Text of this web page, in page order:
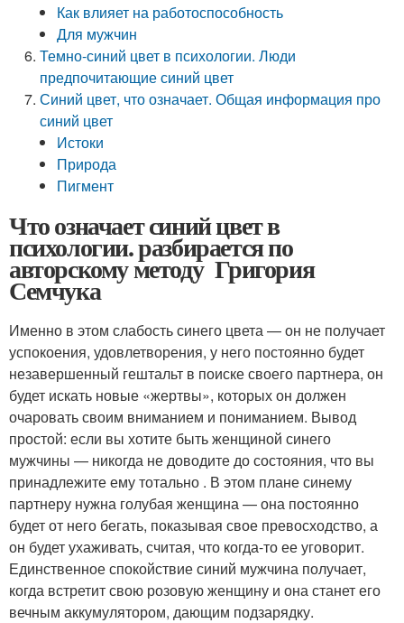
Как влияет на работоспособность
Для мужчин
Темно-синий цвет в психологии. Люди
предпочитающие синий цвет
Синий цвет, что означает. Общая информация про
синий цвет
Истоки
Природа
Пигмент
Что означает синий цвет в
психологии. разбирается по
авторскому методу Григория
Семчука
Именно в этом слабость синего цвета — он не получает
успокоения, удовлетворения, у него постоянно будет
незавершенный гештальт в поиске своего партнера, он
будет искать новые «жертвы», которых он должен
очаровать своим вниманием и пониманием. Вывод
простой: если вы хотите быть женщиной синего
мужчины — никогда не доводите до состояния, что вы
принадлежите ему тотально . В этом плане синему
партнеру нужна голубая женщина — она постоянно
будет от него бегать, показывая свое превосходство, а
он будет ухаживать, считая, что когда-то ее уговорит.
Единственное спокойствие синий мужчина получает,
когда встретит свою розовую женщину и она станет его
вечным аккумулятором, дающим подзарядку.